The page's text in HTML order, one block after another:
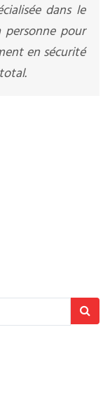
dans le
pour
en sécurité